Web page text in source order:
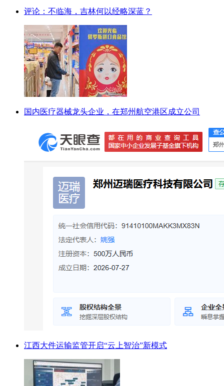
评论：不临海，吉林何以经略深蓝？
国内医疗器械龙头企业，在郑州航空港区成立公司
江西大件运输监管开启“云上智治”新模式